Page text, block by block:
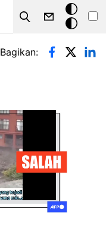
Search
Mode
gelap
Bagikan: